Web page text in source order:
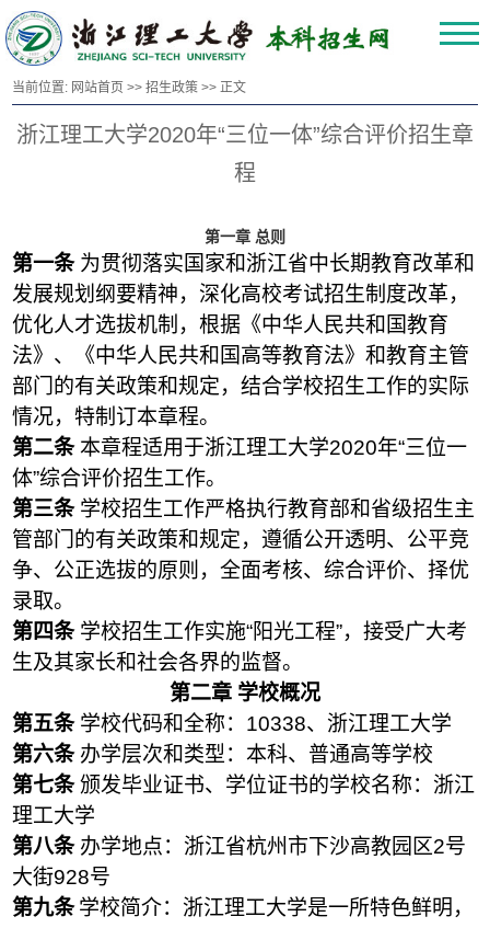
当前位置: 网站首页 >>招生政策 >> 正文
浙江理工大学2020年“三位一体”综合评价招生章
程
第一章 总则
第一条 为贯彻落实国家和浙江省中长期教育改革和
发展规划纲要精神，深化高校考试招生制度改革，
优化人才选拔机制，根据《中华人民共和国教育
法》、《中华人民共和国高等教育法》和教育主管
部门的有关政策和规定，结合学校招生工作的实际
情况，特制订本章程。
第二条本章程适用于浙江理工大学2020年“三位一
体”综合评价招生工作。
第三条 学校招生工作严格执行教育部和省级招生主
管部门的有关政策和规定，遵循公开透明、公平竞
争、公正选拔的原则，全面考核、综合评价、择优
录取。
第四条学校招生工作实施“阳光工程”，接受广大考
生及其家长和社会各界的监督。
第二章 学校概况
第五条 学校代码和全称：10338、浙江理工大学
第六条 办学层次和类型：本科、普通高等学校
第七条颁发毕业证书、学位证书的学校名称：浙江
理工大学
第八条办学地点：浙江省杭州市下沙高教园区2号
大街928号
第九条 学校简介：浙江理工大学是一所特色鲜明，